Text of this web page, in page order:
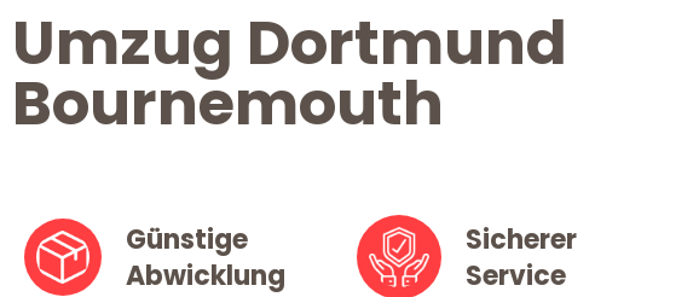
Umzug Dortmund
Bournemouth
Günstige
Abwicklung
Sicherer
Service